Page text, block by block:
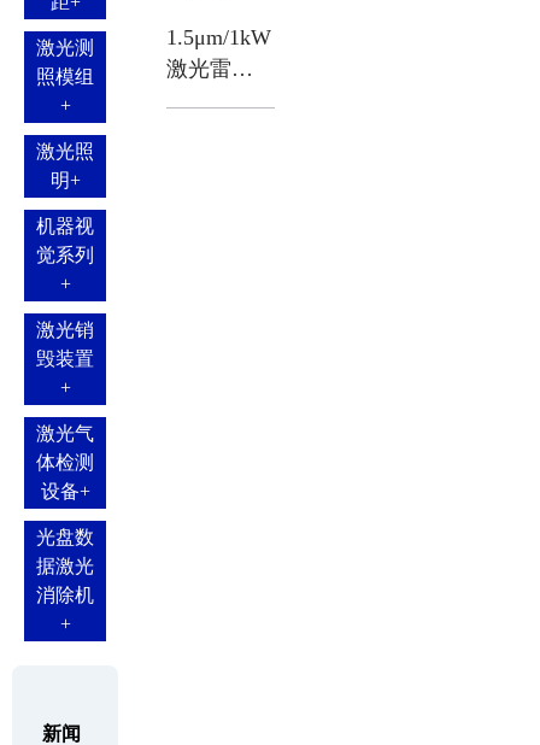
激光测
照模组
+
激光照
明+
机器视
觉系列
+
激光销
毁装置
+
激光气
体检测
设备+
光盘数
据激光
消除机
+
新闻
1.5μm/1kW
激光雷达